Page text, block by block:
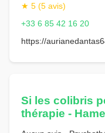
★ 5 (5 avis)
+33 6 85 42 16 20
https://
Si les colibris
thérapie -